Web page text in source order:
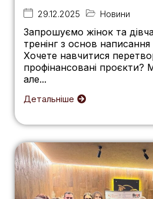
29.12.2025 Новини
Запрошуємо жінок та
тренінг з основ
Хочете навчитися
профінансовані проєкти?
але...
Детальніше